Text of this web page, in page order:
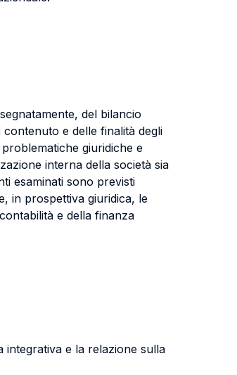
del bilancio
e delle finalità degli
giuridiche e
interna della società sia
esaminati sono previsti
in prospettiva giuridica, le
e della finanza
integrativa e la relazione sulla